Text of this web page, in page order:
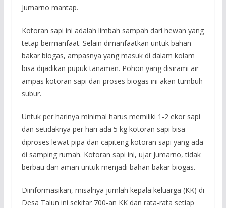
Jumarno mantap.
Kotoran sapi ini adalah limbah sampah dari hewan yang
tetap bermanfaat. Selain dimanfaatkan untuk bahan
bakar biogas, ampasnya yang masuk di dalam kolam
bisa dijadikan pupuk tanaman. Pohon yang disirami air
ampas kotoran sapi dari proses biogas ini akan tumbuh
subur.
Untuk per harinya minimal harus memiliki 1-2 ekor sapi
dan setidaknya per hari ada 5 kg kotoran sapi bisa
diproses lewat pipa dan capiteng kotoran sapi yang ada
di samping rumah. Kotoran sapi ini, ujar Jumarno, tidak
berbau dan aman untuk menjadi bahan bakar biogas.
Diinformasikan, misalnya jumlah kepala keluarga (KK) di
Desa Talun ini sekitar 700-an KK dan rata-rata setiap